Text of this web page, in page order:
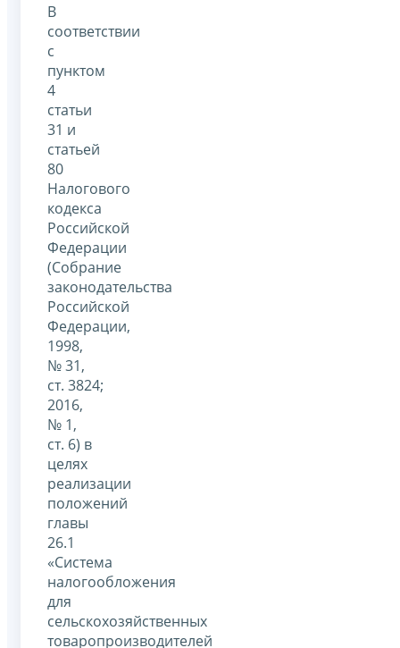
В
соответствии
с
пунктом
4
статьи
31 и
статьей
80
Налогового
кодекса
Российской
Федерации
(Собрание
законодательства
Российской
Федерации,
1998,
№ 31,
ст. 3824;
2016,
№ 1,
ст. 6) в
целях
реализации
положений
главы
26.1
«Система
налогообложения
для
сельскохозяйственных
товаропроизводителей